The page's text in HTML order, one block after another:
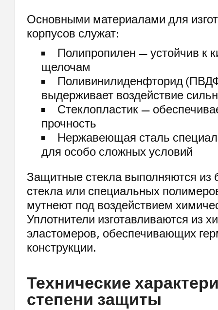
Основными материалами для
корпусов служат:
Полипропилен — устойчив к
щелочам
Поливинилиденфторид
выдерживает воздействие
Стеклопластик —
прочность
Нержавеющая сталь
для особо сложных условий
Защитные стекла выполняются из
стекла или специальных
мутнеют под воздействием
Уплотнители изготавливаются из
эластомеров, обеспечивающих
конструкции.
Технические
степени защиты